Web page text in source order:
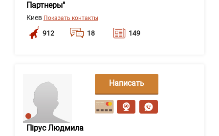
Партнеры"
Киев Показать контакты
912 18 149
Пірус Людмила
Написать
сообщение